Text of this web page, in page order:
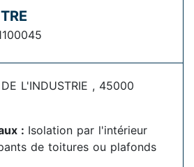
L'INDUSTRIE , 45000
: Isolation par l'intérieur
de toitures ou plafonds